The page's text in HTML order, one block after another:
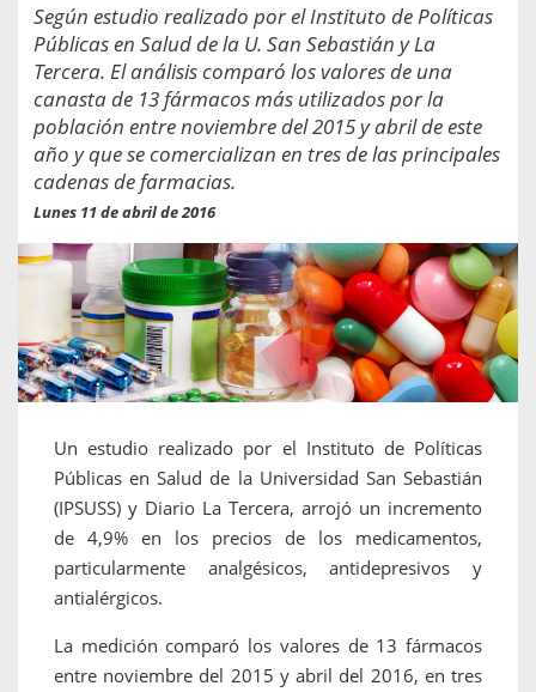
Según estudio realizado por el Instituto de Políticas
Públicas en Salud de la U. San Sebastián y La
Tercera. El análisis comparó los valores de una
canasta de 13 fármacos más utilizados por la
población entre noviembre del 2015 y abril de este
año y que se comercializan en tres de las principales
cadenas de farmacias.
Lunes 11 de abril de 2016
Un estudio realizado por el Instituto de Políticas
Públicas en Salud de la Universidad San Sebastián
(IPSUSS) y Diario La Tercera, arrojó un incremento
de 4,9% en los precios de los medicamentos,
particularmente analgésicos, antidepresivos y
antialérgicos.
La medición comparó los valores de 13 fármacos
entre noviembre del 2015 y abril del 2016, en tres